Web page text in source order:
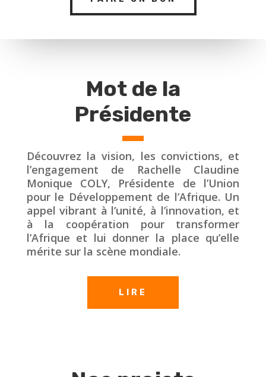
Mot de la
Présidente
Découvrez la vision, les convictions, et
l’engagement de Rachelle Claudine
Monique COLY, Présidente de l’Union
pour le Développement de l’Afrique. Un
appel vibrant à l’unité, à l’innovation, et
à la coopération pour transformer
l’Afrique et lui donner la place qu’elle
mérite sur la scène mondiale.
LIRE